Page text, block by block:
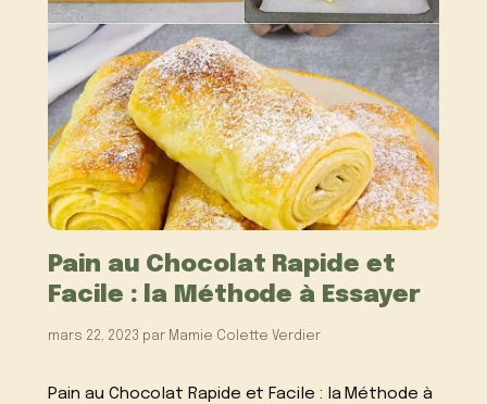
Pain au Chocolat Rapide et
Facile : la Méthode à Essayer
mars 22, 2023 par Mamie Colette Verdier
Pain au Chocolat Rapide et Facile : la Méthode à